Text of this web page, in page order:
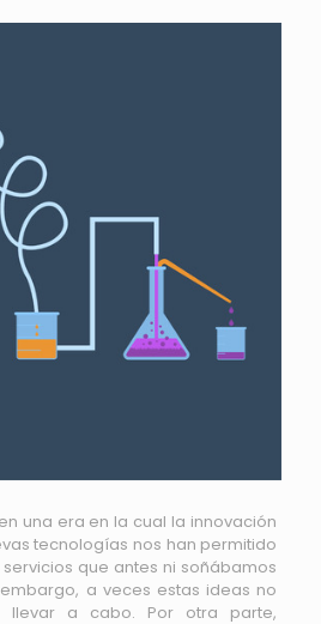
una era en la cual la innovación
tecnologías nos han permitido
que antes ni soñábamos
a veces estas ideas no
llevar a cabo. Por otra parte,